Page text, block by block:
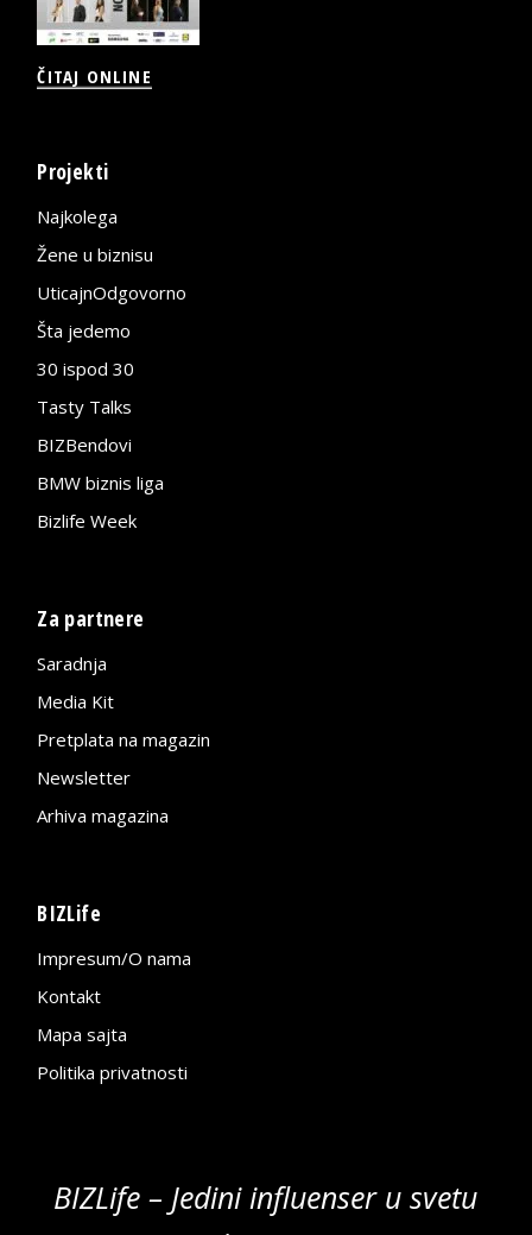
ČITAJ ONLINE
Projekti
Najkolega
Žene u biznisu
UticajnOdgovorno
Šta jedemo
30 ispod 30
Tasty Talks
BIZBendovi
BMW biznis liga
Bizlife Week
Za partnere
Saradnja
Media Kit
Pretplata na magazin
Newsletter
Arhiva magazina
BIZLife
Impresum/O nama
Kontakt
Mapa sajta
Politika privatnosti
BIZLife – Jedini influenser u svetu